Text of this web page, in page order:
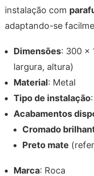
instalação com
adaptando-se
Dimensões: 300 x
largura, altura)
Material: Metal
Tipo de instalação
Acabamentos
Cromado
Preto mate
Marca: Roca